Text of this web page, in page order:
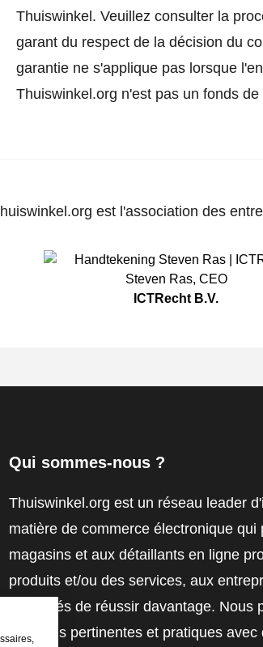
Thuiswinkel. Veuillez consulter la
garant du respect de la décision du
garantie ne s'applique pas lorsque
Thuiswinkel.org n'est pas un fonds de
est l'association des
Steven Ras, CEO
ICTRecht B.V.
Qui sommes-nous ?
Thuiswinkel.org est un réseau leader
matière de commerce électronique qui
magasins et aux détaillants en ligne
produits et/ou des services, aux
employés de réussir davantage. Nous
solutions pertinentes et pratiques avec